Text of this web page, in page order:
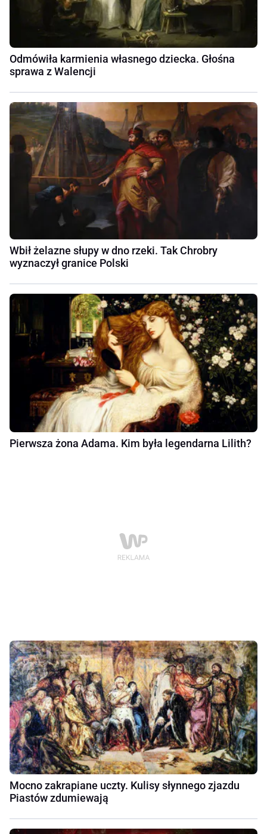
Odmówiła karmienia własnego dziecka. Głośna
sprawa z Walencji
Wbił żelazne słupy w dno rzeki. Tak Chrobry
wyznaczył granice Polski
Pierwsza żona Adama. Kim była legendarna Lilith?
Mocno zakrapiane uczty. Kulisy słynnego zjazdu
Piastów zdumiewają